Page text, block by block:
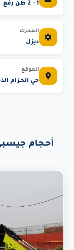
1 - 2 طن رفع
المحرك
ديزل
الموقع
حي الحزام
أحجام